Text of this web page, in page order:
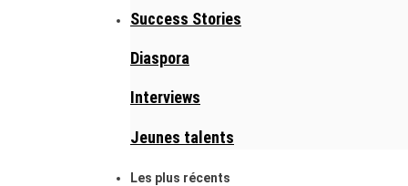
Success Stories
Diaspora
Interviews
Jeunes talents
Les plus récents